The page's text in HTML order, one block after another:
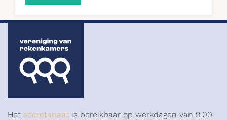
Het secretariaat is bereikbaar op werkdagen van 9.00